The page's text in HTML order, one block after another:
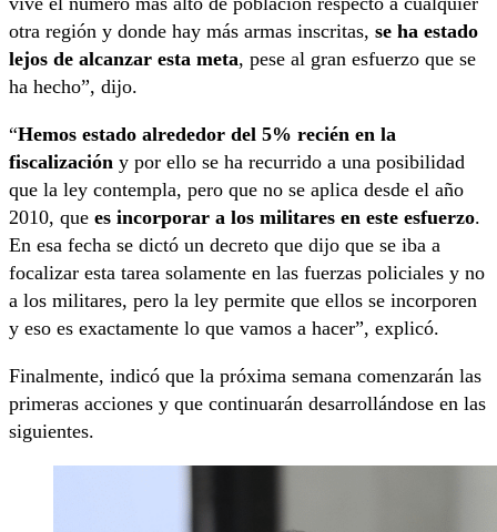
otra región y donde hay más armas inscritas, se ha estado
lejos de alcanzar esta meta, pese al gran esfuerzo que se
ha hecho”, dijo.
“Hemos estado alrededor del 5% recién en la
fiscalización y por ello se ha recurrido a una posibilidad
que la ley contempla, pero que no se aplica desde el año
2010, que es incorporar a los militares en este esfuerzo.
En esa fecha se dictó un decreto que dijo que se iba a
focalizar esta tarea solamente en las fuerzas policiales y no
a los militares, pero la ley permite que ellos se incorporen
y eso es exactamente lo que vamos a hacer”, explicó.
Finalmente, indicó que la próxima semana comenzarán las
primeras acciones y que continuarán desarrollándose en las
siguientes.